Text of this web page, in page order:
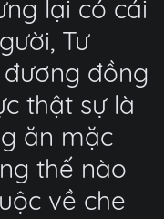
lại có cái
Tư
đồng
thật sự là
ăn mặc
thế nào
về che